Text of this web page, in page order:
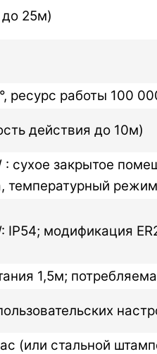
25м)
ресурс работы 100
действия до 10м)
: сухое закрытое
температурный
модификация
1,5м;
(или стальной